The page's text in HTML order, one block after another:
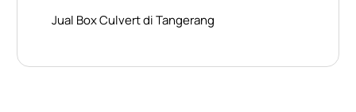
Jual Box Culvert di Tangerang